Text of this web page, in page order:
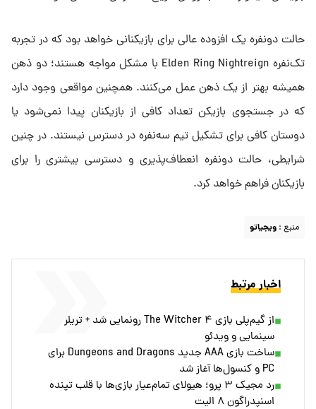
حالت دونفره یک افزوده عالی برای بازیکنانی خواهد بود که در تجربه
تک‌نفره Elden Ring Nightreign با مشکل مواجه هستند؛ دو ذهن
همیشه بهتر از یک ذهن عمل می‌کنند. همچنین مواقعی وجود دارد
که در جستجوی بازیکن تعداد کافی از بازیکنان پیدا نمی‌شود یا
دوستان کافی برای تشکیل تیم سه‌نفره در دسترس نیستند. در چنین
شرایطی، حالت دونفره انعطاف‌پذیری و دسترسی بیشتری را برای
بازیکنان فراهم خواهد کرد.
منبع : ویجیاتو
اخبار مرتبط
از گیم‌پلی بازی The Witcher ۴ رونمایی شد + تریلر
سینمایی و ویدئو
ساخت بازی AAA جدید Dungeons and Dragons برای
PC و کنسول‌ها آغاز شد
رد مجیک ۳ پرو؛ هیولای تمام‌عیار بازی‌ها با قلب تپنده
اسنپدراگون ۸ الیت